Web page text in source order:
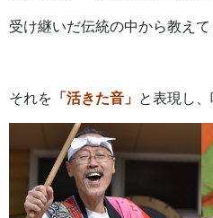
受け継いだ伝統の中から教えて
それを 「活きた音」 と表現し、